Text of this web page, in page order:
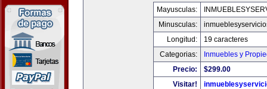
Mayusculas:
Minusculas:
Longitud:
19 caracteres
Categorias:
Inmuebles y
Precio:
$299.00
Visitar!